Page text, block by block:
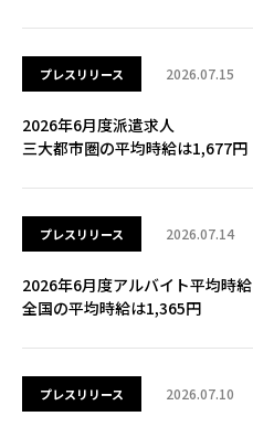
プレスリリース 2026.07.15
2026年6月度派遣求人
三大都市圏の平均時給は1,677円
プレスリリース 2026.07.14
2026年6月度アルバイト平均時給
全国の平均時給は1,365円
プレスリリース 2026.07.10